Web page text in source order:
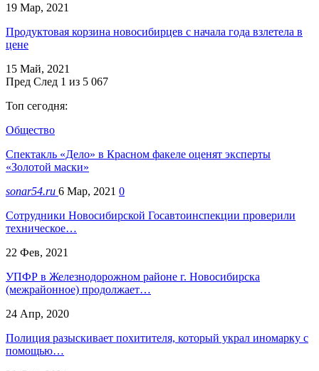
19 Мар, 2021
Продуктовая корзина новосибирцев с начала года взлетела в
цене
15 Май, 2021
Пред След 1 из 5 067
Топ сегодня:
Общество
Спектакль «Дело» в Красном факеле оценят эксперты
«Золотой маски»
sonar54.ru 6 Мар, 2021 0
Сотрудники Новосибирской Госавтоинспекции проверили
техническое…
22 Фев, 2021
УПФР в Железнодорожном районе г. Новосибирска
(межрайонное) продолжает…
24 Апр, 2020
Полиция разыскивает похитителя, который украл иномарку с
помощью…